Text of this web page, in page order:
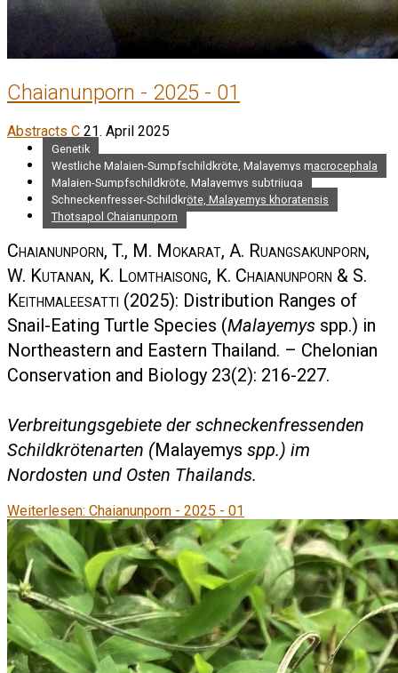
Chaianunporn - 2025 - 01
Abstracts C 21. April 2025
Genetik
Westliche Malaien-Sumpfschildkröte, Malayemys macrocephala
Malaien-Sumpfschildkröte, Malayemys subtrijuga
Schneckenfresser-Schildkröte, Malayemys khoratensis
Thotsapol Chaianunporn
Chaianunporn, T., M. Mokarat, A. Ruangsakunporn,
W. Kutanan, K. Lomthaisong, K. Chaianunporn & S.
Keithmaleesatti (2025): Distribution Ranges of
Snail-Eating Turtle Species (Malayemys spp.) in
Northeastern and Eastern Thailand. – Chelonian
Conservation and Biology 23(2): 216-227.
Verbreitungsgebiete der schneckenfressenden
Schildkrötenarten (Malayemys spp.) im
Nordosten und Osten Thailands.
Weiterlesen: Chaianunporn - 2025 - 01